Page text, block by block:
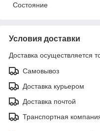
Состояние
Условия доставки
Доставка осуществляется
Самовывоз
Доставка курьером
Доставка почтой
Транспортная